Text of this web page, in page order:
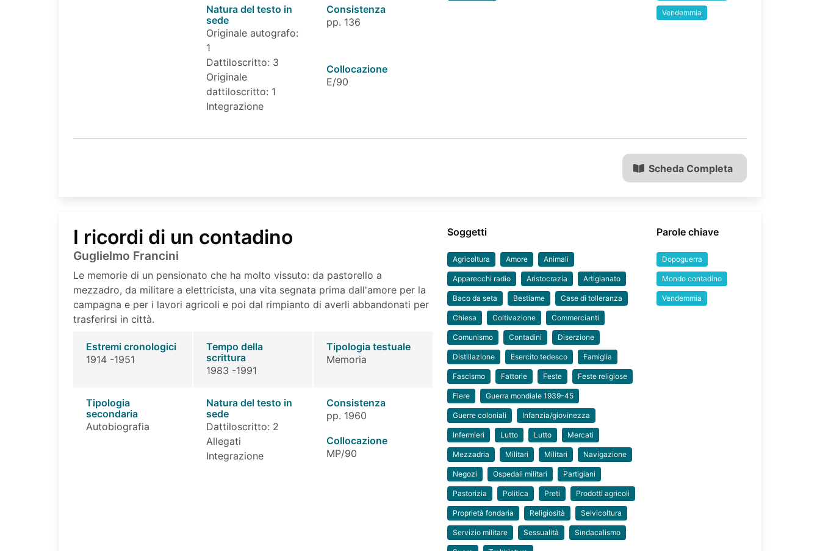
Natura del testo in
sede
Originale autografo:
1
Dattiloscritto: 3
Originale
dattiloscritto: 1
Integrazione
Consistenza
pp. 136
Collocazione
E/90
Vendemmia
Scheda Completa
I ricordi di un contadino
Guglielmo Francini
Le memorie di un pensionato che ha molto vissuto: da pastorello a
mezzadro, da militare a elettricista, una vita segnata prima dall'amore per la
campagna e per i lavori agricoli e poi dal rimpianto di averli abbandonati per
trasferirsi in città.
Estremi cronologici
1914 -1951
Tempo della
scrittura
1983 -1991
Tipologia testuale
Memoria
Tipologia
secondaria
Autobiografia
Natura del testo in
sede
Dattiloscritto: 2
Allegati
Integrazione
Consistenza
pp. 1960
Collocazione
MP/90
Soggetti
Agricoltura Amore Animali
Apparecchi radio Aristocrazia Artigianato
Baco da seta Bestiame Case di tolleranza
Chiesa Coltivazione Commercianti
Comunismo Contadini Diserzione
Distillazione Esercito tedesco Famiglia
Fascismo Fattorie Feste Feste religiose
Fiere Guerra mondiale 1939-45
Guerre coloniali Infanzia/giovinezza
Infermieri Lutto Lutto Mercati
Mezzadria Militari Militari Navigazione
Negozi Ospedali militari Partigiani
Pastorizia Politica Preti Prodotti agricoli
Proprietà fondaria Religiosità Selvicoltura
Servizio militare Sessualità Sindacalismo
Parole chiave
Dopoguerra
Mondo contadino
Vendemmia